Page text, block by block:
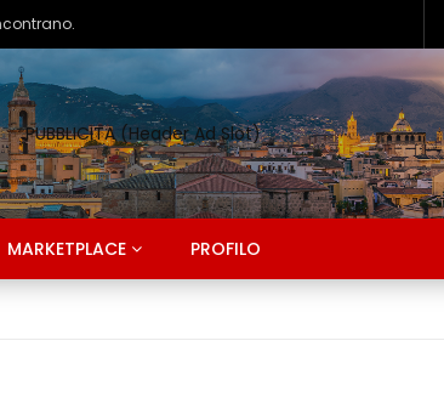
PUBBLICITA (Header Ad Slot)
MARKETPLACE PROFILO